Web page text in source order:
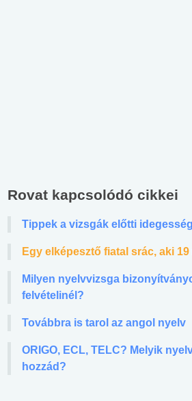
Rovat kapcsolódó cikkei
Tippek a vizsgák előtti
Egy elképesztő fiatal srác, aki
Milyen nyelvvizsga
felvételinél?
Továbbra is tarol az angol nyelv
ORIGO, ECL, TELC? Melyik
hozzád?